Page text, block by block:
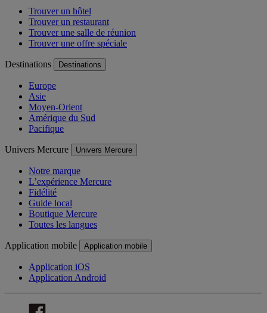
Trouver un hôtel
Trouver un restaurant
Trouver une salle de réunion
Trouver une offre spéciale
Destinations Destinations
Europe
Asie
Moyen-Orient
Amérique du Sud
Pacifique
Univers Mercure Univers Mercure
Notre marque
L’expérience Mercure
Fidélité
Guide local
Boutique Mercure
Toutes les langues
Application mobile Application mobile
Application iOS
Application Android